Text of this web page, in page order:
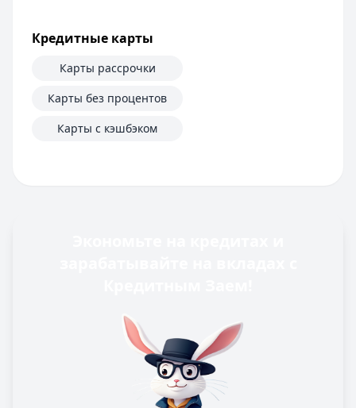
Кредитные карты
Карты рассрочки
Карты без процентов
Карты с кэшбэком